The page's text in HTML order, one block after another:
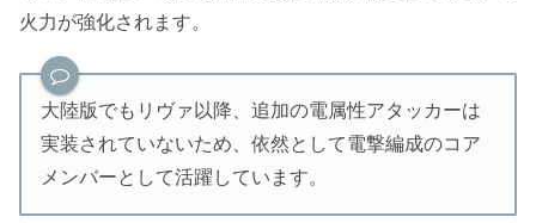
火力が強化されます。
大陸版でもリヴァ以降、追加の電属性アタッカーは
実装されていないため、依然として電撃編成のコア
メンバーとして活躍しています。